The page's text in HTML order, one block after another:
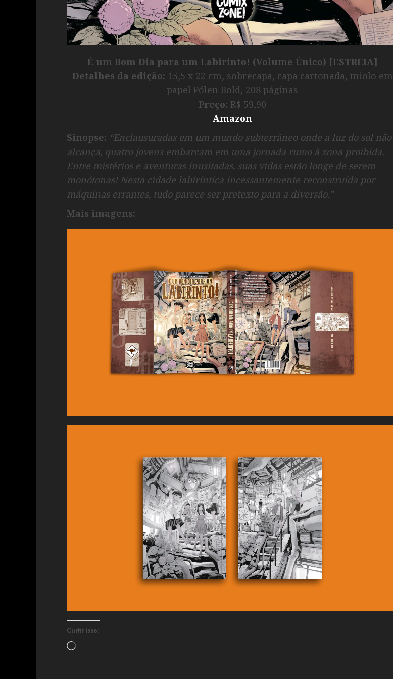
É um Bom Dia para um Labirinto! (Volume Único) [ESTREIA]
Detalhes da edição: 15,5 x 22 cm, sobrecapa, capa cartonada, miolo em
papel Pólen Bold, 208 páginas
Preço: R$ 59,90
Amazon
Sinopse: “Enclausuradas em um mundo subterrâneo onde a luz do sol não
alcança, quatro jovens embarcam em uma jornada rumo à zona proibida.
Entre mistérios e aventuras inusitadas, suas vidas estão longe de serem
monótonas! Nesta cidade labiríntica incessantemente reconstruída por
máquinas errantes, tudo parece ser pretexto para a diversão.”
Mais imagens:
Curtir isso: